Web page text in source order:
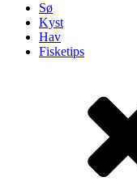
Sø
Kyst
Hav
Fisketips